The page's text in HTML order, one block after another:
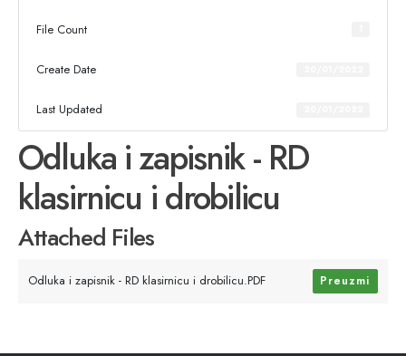
File Count
Create Date
Last Updated
Odluka i zapisnik - RD
klasirnicu i drobilicu
Attached Files
Odluka i zapisnik - RD klasirnicu i drobilicu.PDF Preuzmi